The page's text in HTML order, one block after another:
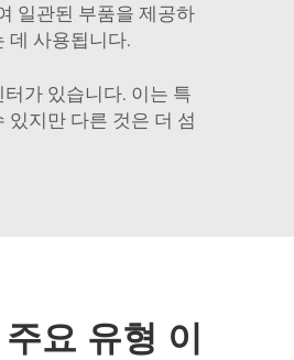
일관된 부품을 제공하
데 사용됩니다.
가 있습니다. 이는 특
있지만 다른 것은 더 섬
요 유형 이